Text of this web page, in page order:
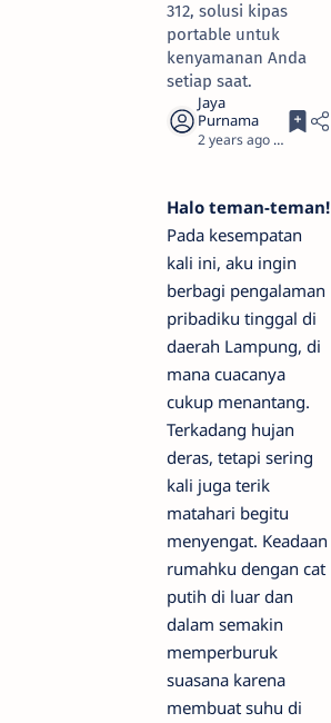
312, solusi kipas
portable untuk
kenyamanan Anda
setiap saat.
2 years ago 4
Halo teman-teman!
Pada kesempatan
kali ini, aku ingin
berbagi pengalaman
pribadiku tinggal di
daerah Lampung, di
mana cuacanya
cukup menantang.
Terkadang hujan
deras, tetapi sering
kali juga terik
matahari begitu
menyengat. Keadaan
rumahku dengan cat
putih di luar dan
dalam semakin
memperburuk
suasana karena
membuat suhu di